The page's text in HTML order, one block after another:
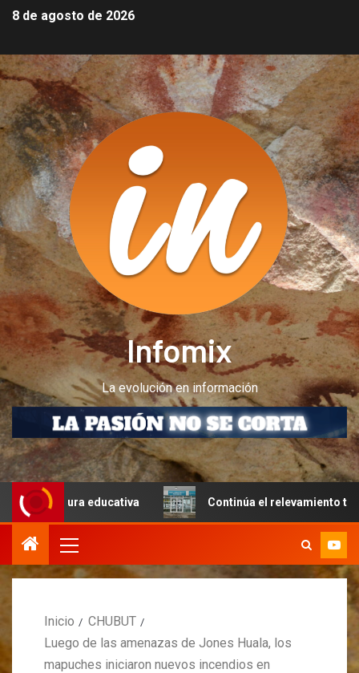
8 de agosto de 2026
Infomix
La evolución en información
educativa Continúa el relevamiento técnico en
Inicio
CHUBUT
Luego de las amenazas de Jones Huala, los
mapuches iniciaron nuevos incendios en